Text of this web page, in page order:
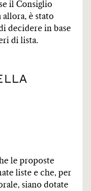
il Consiglio
allora, è stato
decidere in base
di lista.
le proposte
liste e che, per
siano dotate